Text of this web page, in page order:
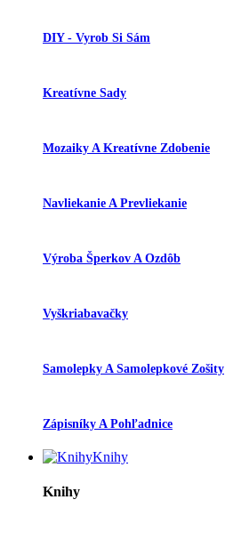
DIY - Vyrob Si Sám
Kreatívne Sady
Mozaiky A Kreatívne Zdobenie
Navliekanie A Prevliekanie
Výroba Šperkov A Ozdôb
Vyškriabavačky
Samolepky A Samolepkové Zošity
Zápisníky A Pohľadnice
Knihy
Knihy